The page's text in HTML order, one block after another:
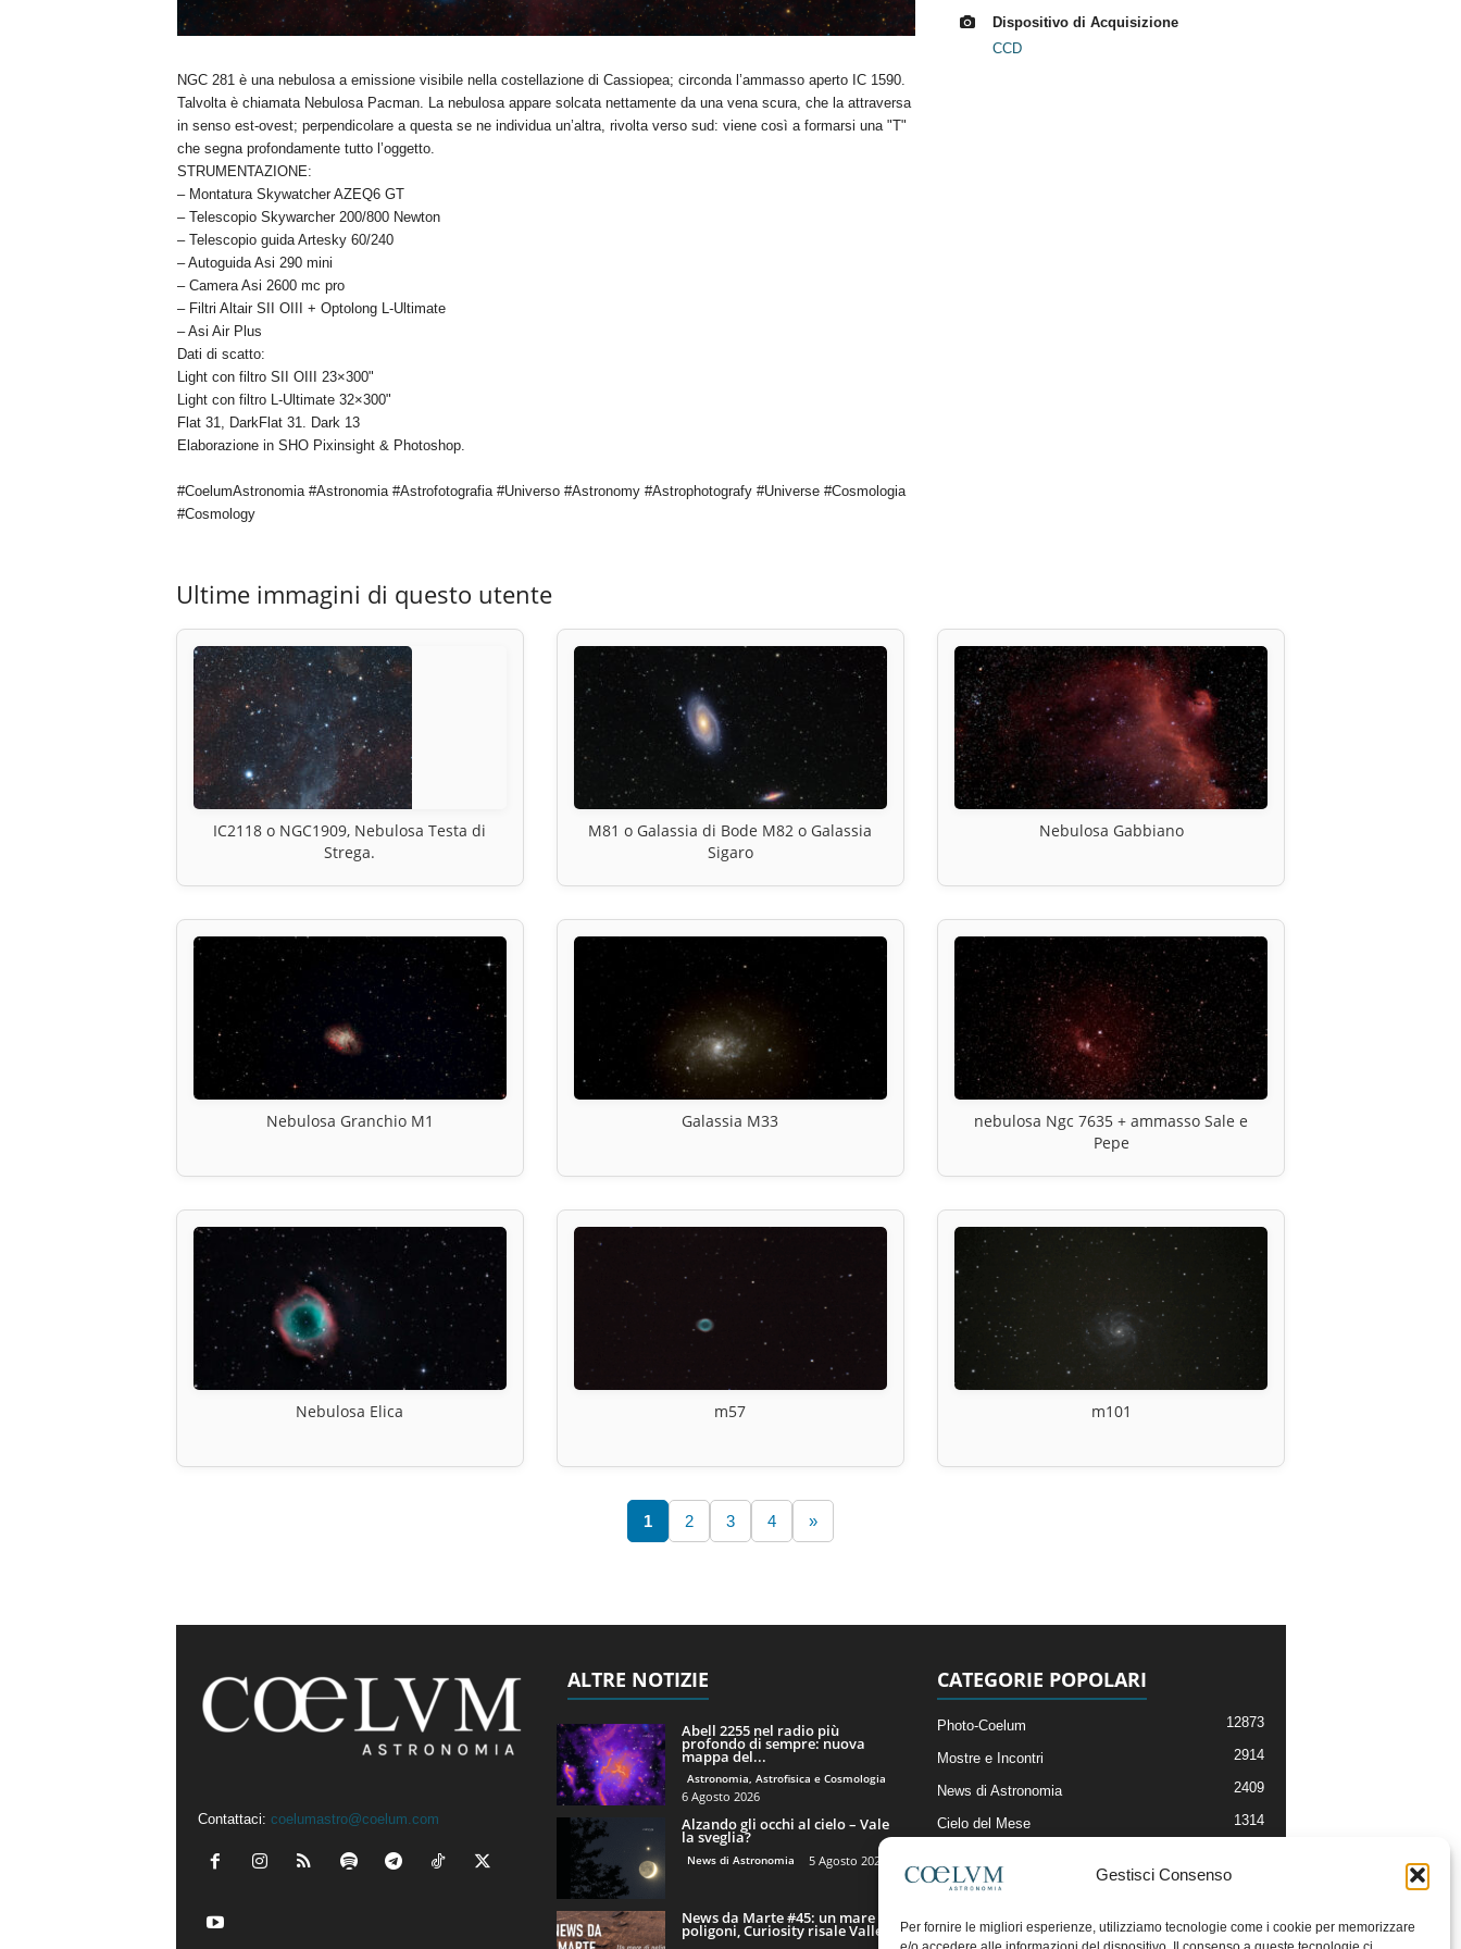
Gestisci Consenso
Per fornire le migliori esperienze, utilizziamo tecnologie come i cookie per memorizzare
NGC 281 è una nebulosa a emissione visibile nella costellazione di Cassiopea; circonda l’ammasso aperto IC 1590.
Talvolta è chiamata Nebulosa Pacman. La nebulosa appare solcata nettamente da una vena scura, che la attraversa
in senso est-ovest; perpendicolare a questa se ne individua un’altra, rivolta verso sud: viene così a formarsi una "T"
che segna profondamente tutto l’oggetto.
STRUMENTAZIONE:
– Montatura Skywatcher AZEQ6 GT
– Telescopio Skywarcher 200/800 Newton
– Telescopio guida Artesky 60/240
– Autoguida Asi 290 mini
– Camera Asi 2600 mc pro
– Filtri Altair SII OIII + Optolong L-Ultimate
– Asi Air Plus
Dati di scatto:
Light con filtro SII OIII 23×300"
Light con filtro L-Ultimate 32×300"
Flat 31, DarkFlat 31. Dark 13
Elaborazione in SHO Pixinsight & Photoshop.
#CoelumAstronomia #Astronomia #Astrofotografia #Universo #Astronomy #Astrophotografy #Universe #Cosmologia
#Cosmology
Dispositivo di Acquisizione
CCD
Ultime immagini di questo utente
IC2118 o NGC1909, Nebulosa Testa di
Strega.
M81 o Galassia di Bode M82 o Galassia
Sigaro
Nebulosa Gabbiano
Nebulosa Granchio M1 Galassia M33
nebulosa Ngc 7635 + ammasso Sale e
Pepe
Nebulosa Elica m57 m101
1 2 3 4 »
Contattaci: coelumastro@coelum.com
ALTRE NOTIZIE
Abell 2255 nel radio più
profondo di sempre: nuova
mappa del...
Astronomia, Astrofisica e Cosmologia
6 Agosto 2026
Alzando gli occhi al cielo – Vale
la sveglia?
News di Astronomia 5 Agosto 2026
News da Marte #45: un mare di
poligoni, Curiosity risale Valle...
CATEGORIE POPOLARI
Photo-Coelum 12873
Mostre e Incontri 2914
News di Astronomia 2409
Cielo del Mese 1314
Articoli e Risorse On-Line
Il Blog della Redazione